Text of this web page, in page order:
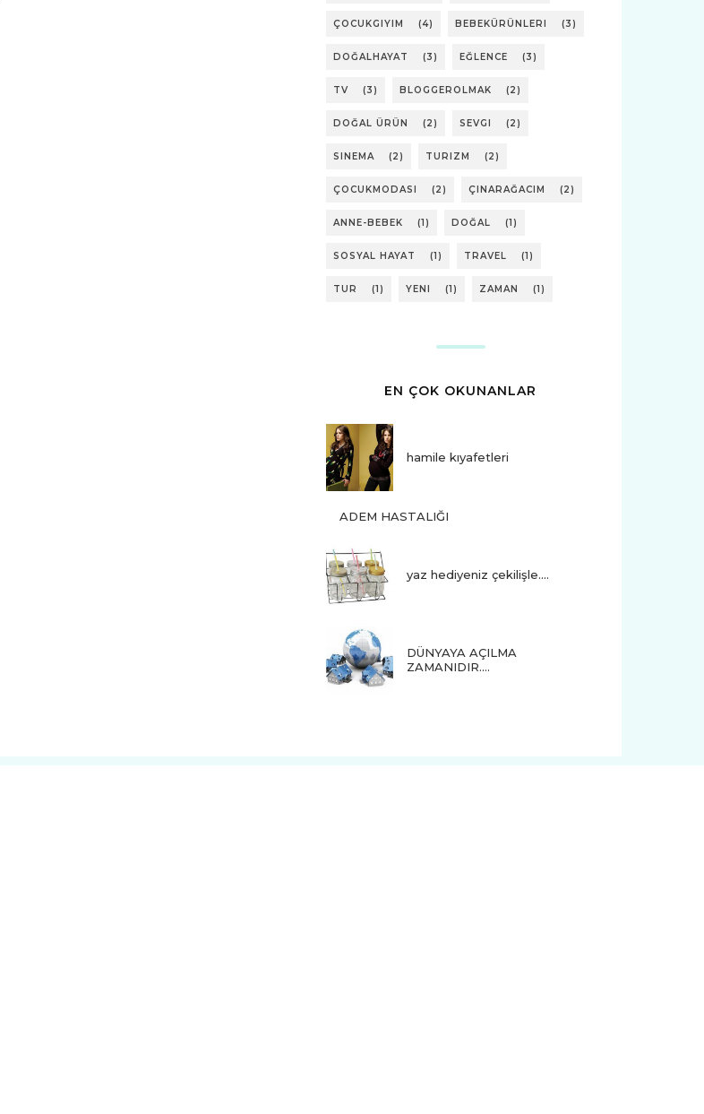
ÇOCUKGIYIM (4) BEBEKÜRÜNLERI (3)
DOĞALHAYAT (3) EĞLENCE (3)
TV (3) BLOGGEROLMAK (2)
DOĞAL ÜRÜN (2) SEVGI (2)
SINEMA (2) TURIZM (2)
ÇOCUKMODASI (2) ÇINARAĞACIM (2)
ANNE-BEBEK (1) DOĞAL (1)
SOSYAL HAYAT (1) TRAVEL (1)
TUR (1) YENI (1) ZAMAN (1)
EN ÇOK OKUNANLAR
hamile kıyafetleri
ADEM HASTALIĞI
yaz hediyeniz çekilişle....
DÜNYAYA AÇILMA
ZAMANIDIR….